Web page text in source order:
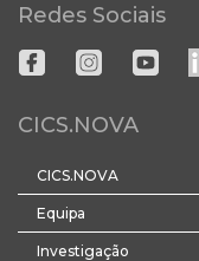
Redes Sociais
CICS.NOVA
CICS.NOVA
Equipa
Investigação